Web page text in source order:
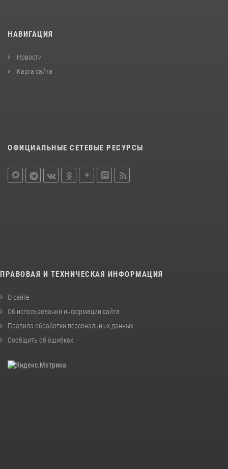
НАВИГАЦИЯ
Новости
Карта сайта
ОФИЦИАЛЬНЫЕ СЕТЕВЫЕ РЕСУРСЫ
ПРАВОВАЯ И ТЕХНИЧЕСКАЯ ИНФОРМАЦИЯ
О сайте
Об использовании информации сайта
Правила обработки персональных данных
Сообщить об ошибках